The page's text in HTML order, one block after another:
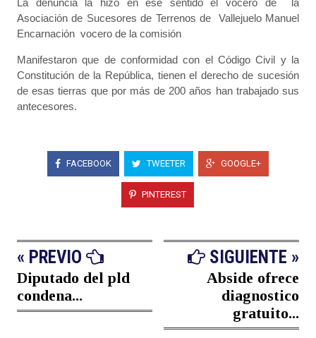
Asociación de Sucesores de Terrenos de Vallejuelo Manuel
Encarnación vocero de la comisión
Manifestaron que de conformidad con el Código Civil y la
Constitución de la República, tienen el derecho de sucesión
de esas tierras que por más de 200 años han trabajado sus
antecesores.
FACEBOOK TWEETER GOOGLE+
PINTEREST
« PREVIO
Diputado del pld
condena...
SIGUIENTE »
Abside ofrece
diagnostico
gratuito...